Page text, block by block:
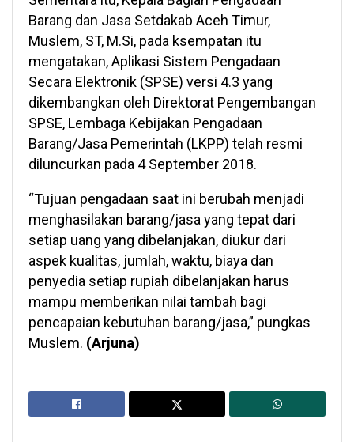
Barang dan Jasa Setdakab Aceh Timur,
Muslem, ST, M.Si, pada ksempatan itu
mengatakan, Aplikasi Sistem Pengadaan
Secara Elektronik (SPSE) versi 4.3 yang
dikembangkan oleh Direktorat Pengembangan
SPSE, Lembaga Kebijakan Pengadaan
Barang/Jasa Pemerintah (LKPP) telah resmi
diluncurkan pada 4 September 2018.
“Tujuan pengadaan saat ini berubah menjadi
menghasilakan barang/jasa yang tepat dari
setiap uang yang dibelanjakan, diukur dari
aspek kualitas, jumlah, waktu, biaya dan
penyedia setiap rupiah dibelanjakan harus
mampu memberikan nilai tambah bagi
pencapaian kebutuhan barang/jasa,” pungkas
Muslem. (Arjuna)